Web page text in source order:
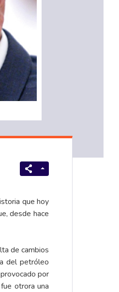
que hoy
desde hace
de cambios
del petróleo
por
otrora una